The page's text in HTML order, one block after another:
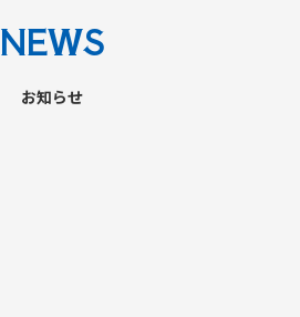
NEWS
お知らせ